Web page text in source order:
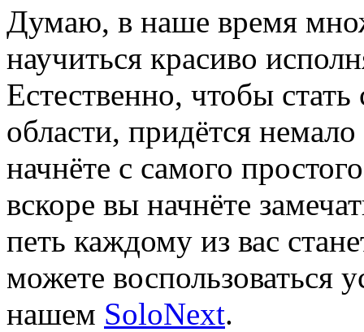
Думаю, в наше время
научиться красиво
Естественно, чтобы
области, придётся
начнёте с самого
вскоре вы начнёте
петь каждому из вас
можете воспользоваться
нашем SoloNext.